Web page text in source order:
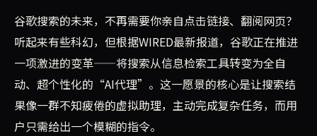
谷歌正在彻底重塑搜索体验：从“氛围编码”结果到永不休
谷歌搜索的未来，不再需要你亲自点击链接、翻阅网页？
听起来有些科幻，但根据WIRED最新报道，谷歌正在推进
一项激进的变革——将搜索从信息检索工具转变为全自
动、超个性化的“AI代理”。这一愿景的核心是让搜索结
果像一群不知疲倦的虚拟助理，主动完成复杂任务，而用
户只需给出一个模糊的指令。